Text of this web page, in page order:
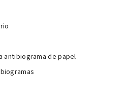
antibiograma de papel